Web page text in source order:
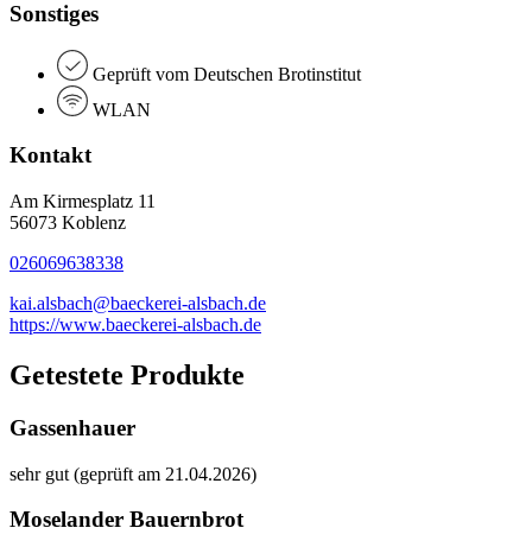
Sonstiges
Geprüft vom Deutschen Brotinstitut
WLAN
Kontakt
Am Kirmesplatz 11
56073 Koblenz
026069638338
kai.alsbach@baeckerei-alsbach.de
https://www.baeckerei-alsbach.de
Getestete Produkte
Gassenhauer
sehr gut (geprüft am 21.04.2026)
Moselander Bauernbrot